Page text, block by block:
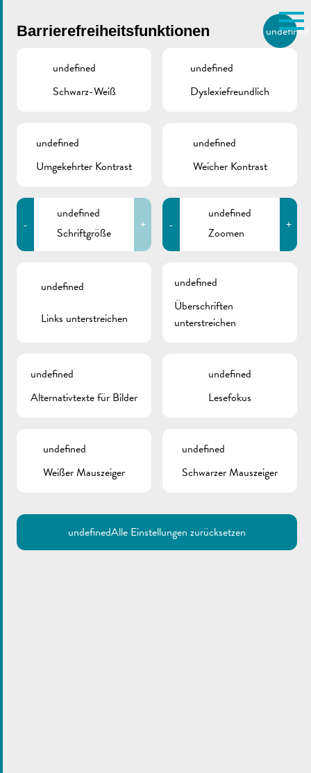
Volksfest Partnerschaft
Bessan-Remich
TINY BAR, REMICH
20/05/2025
Partnerschaftsfeier in der Tiny Bar im Rahmen des
Besuchs unserer Partnerstadt Bessan (F) in Remich.
Zurück
Barrierefreiheitsfunktionen undefined
undefined
Schwarz-Weiß
undefined
Dyslexiefreundlich
undefined
Umgekehrter Kontrast
undefined
Weicher Kontrast
-
undefined
Schriftgröße
+ -
undefined
Zoomen
+
undefined
Links unterstreichen
undefined
Überschriften
unterstreichen
undefined
Alternativtexte für Bilder
undefined
Lesefokus
undefined
Weißer Mauszeiger
undefined
Schwarzer Mauszeiger
undefinedAlle Einstellungen zurücksetzen